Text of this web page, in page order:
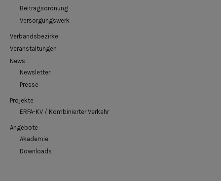
Beitragsordnung
Versorgungswerk
Verbandsbezirke
Veranstaltungen
News
Newsletter
Presse
Projekte
ERFA-KV / Kombinierter Verkehr
Angebote
Akademie
Downloads